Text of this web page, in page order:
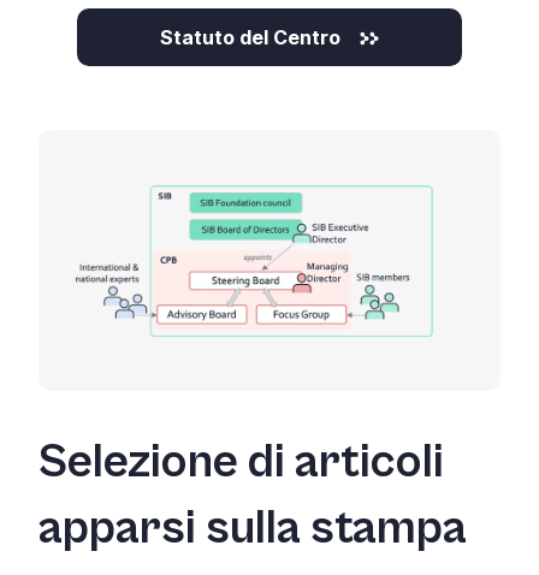
Statuto del Centro
Selezione di articoli
apparsi sulla stampa